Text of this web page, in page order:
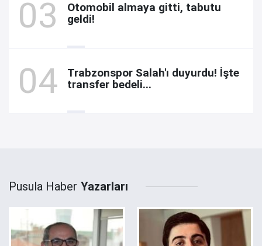
Otomobil almaya gitti, tabutu
geldi!
Trabzonspor Salah'ı duyurdu! İşte
transfer bedeli...
Pusula Haber Yazarları